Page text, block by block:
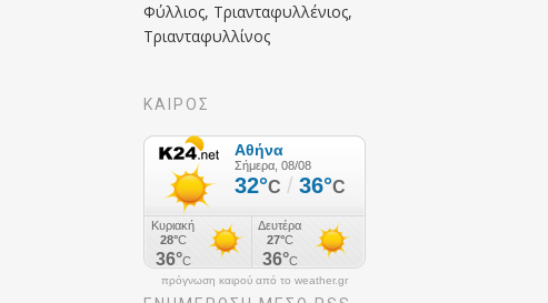
Φύλλιος, Τριανταφυλλένιος,
Τριανταφυλλίνος
ΚΑΙΡΟΣ
πρόγνωση καιρού από το weather.gr